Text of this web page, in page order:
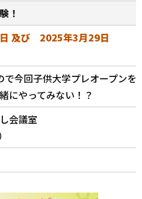
！
日 及び 2025年3月29日
今回子供大学プレオープンを
にやってみない！？
会議室